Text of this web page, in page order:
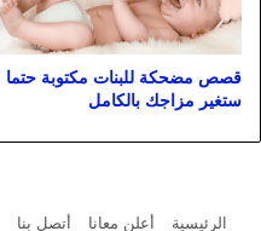
قصص مضحكة للبنات مكتوبة حتما
ستغير مزاجك بالكامل
الرئيسية أعلن معانا أتصل بنا